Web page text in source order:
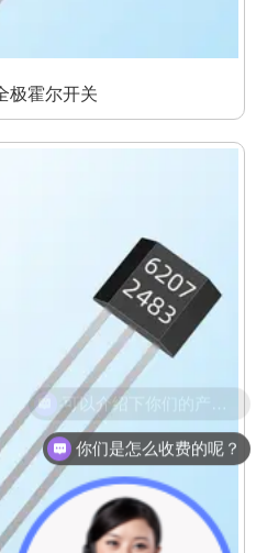
极霍尔开关
你们是怎么收费的呢？